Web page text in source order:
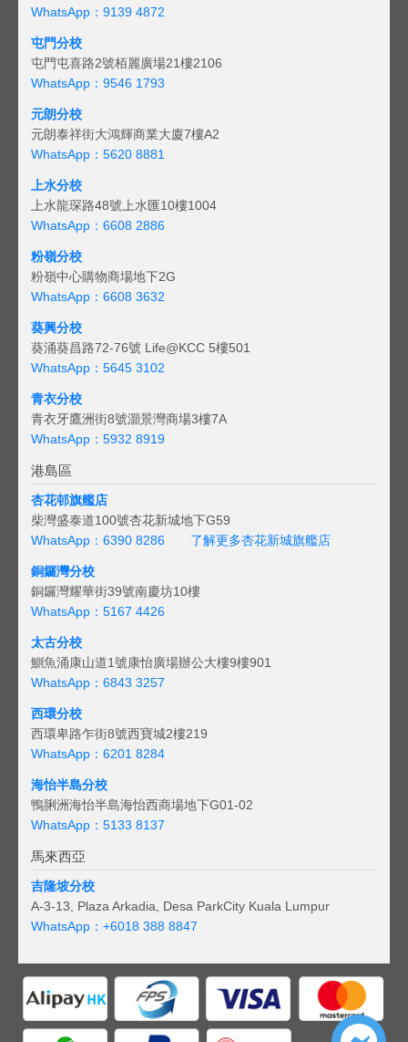
WhatsApp：9139 4872
屯門分校
屯門屯喜路2號栢麗廣場21樓2106
WhatsApp：9546 1793
元朗分校
元朗泰祥街大鴻輝商業大廈7樓A2
WhatsApp：5620 8881
上水分校
上水龍琛路48號上水匯10樓1004
WhatsApp：6608 2886
粉嶺分校
粉嶺中心購物商場地下2G
WhatsApp：6608 3632
葵興分校
葵涌葵昌路72-76號 Life@KCC 5樓501
WhatsApp：5645 3102
青衣分校
青衣牙鷹洲街8號灝景灣商場3樓7A
WhatsApp：5932 8919
港島區
杏花邨旗艦店
柴灣盛泰道100號杏花新城地下G59
WhatsApp：6390 8286
了解更多杏花新城旗艦店
銅鑼灣分校
銅鑼灣耀華街39號南慶坊10樓
WhatsApp：5167 4426
太古分校
鰂魚涌康山道1號康怡廣場辦公大樓9樓901
WhatsApp：6843 3257
西環分校
西環卑路乍街8號西寶城2樓219
WhatsApp：6201 8284
海怡半島分校
鴨脷洲海怡半島海怡西商場地下G01-02
WhatsApp：5133 8137
馬來西亞
吉隆坡分校
A-3-13, Plaza Arkadia, Desa ParkCity Kuala Lumpur
WhatsApp： +6018 388 8847